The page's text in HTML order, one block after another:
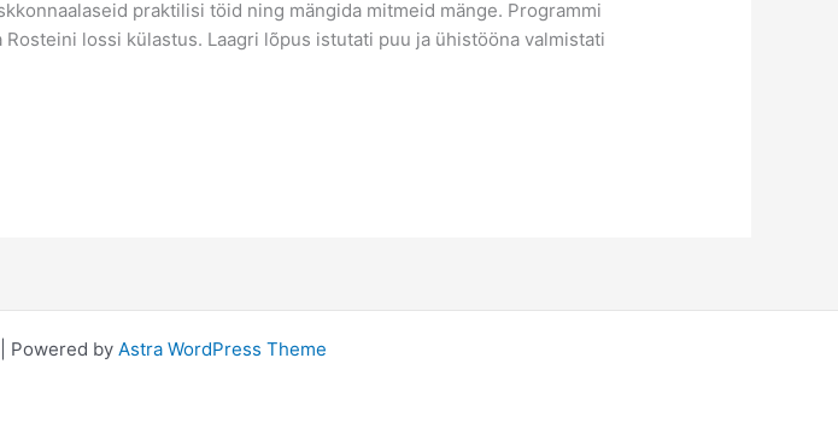
praktilisi töid ning mängida mitmeid mänge. Programmi
lossi külastus. Laagri lõpus istutati puu ja ühistööna valmistati
Powered by Astra WordPress Theme